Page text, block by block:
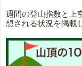
週間の登山指数と上
想される状況を掲載